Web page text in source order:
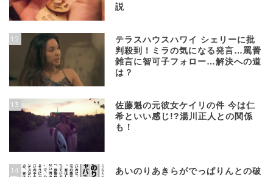
説
12
テラスハウスハワイ シェリーに批
判殺到！ミラの気になる発言…罵詈
雑言に智可子フォロー…解決への道
は？
13
佐藤魁の元彼女ケイリの件 今は仁
希といい感じ!?湯川正人との関係
も！
14
あいのりあきらがでっぱりんとの破